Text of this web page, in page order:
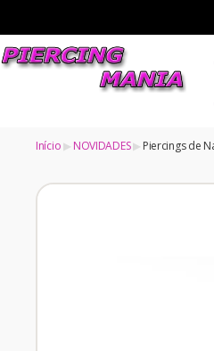
Início NOVIDADES Piercings de